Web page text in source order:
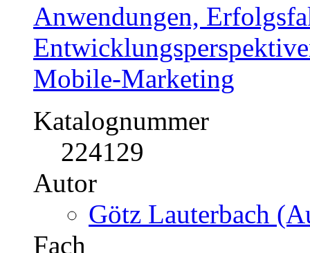
Anwendungen,
Mobile-Marketing
Katalognummer
224129
Autor
Götz Lauterbach
Fach